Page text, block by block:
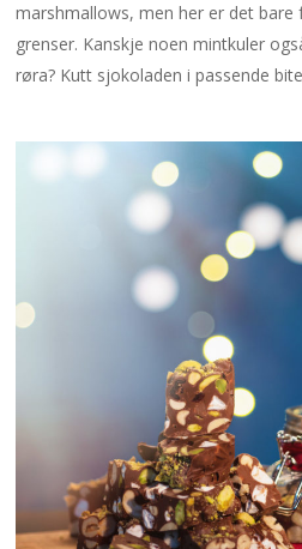
marshmallows, men her er det
grenser. Kanskje noen mintkuler
røra? Kutt sjokoladen i passende